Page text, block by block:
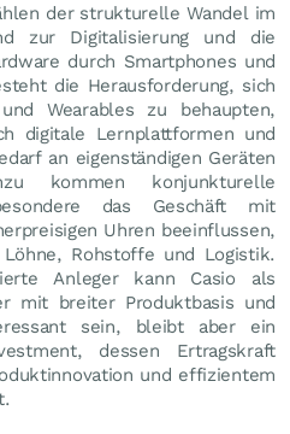
der strukturelle Wandel im
zur Digitalisierung und die
durch Smartphones und
die Herausforderung, sich
Wearables zu behaupten,
digitale Lernplattformen und
an eigenständigen Geräten
kommen konjunkturelle
das Geschäft mit
Uhren beeinflussen,
Rohstoffe und Logistik.
Anleger kann Casio als
mit breiter Produktbasis und
sein, bleibt aber ein
dessen Ertragskraft
und effizientem